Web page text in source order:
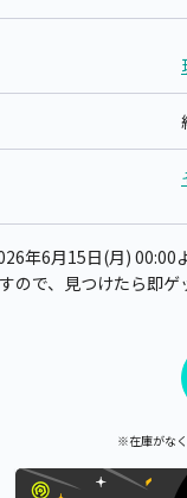
年6月15日(月) 00:00
ので、見つけたら即ゲ
※在庫がな